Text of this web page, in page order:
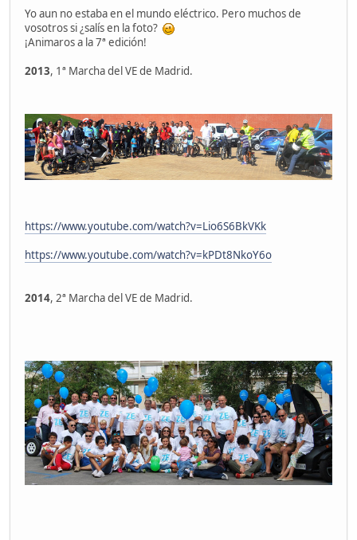
Yo aun no estaba en el mundo eléctrico. Pero muchos de
vosotros si ¿salís en la foto?
¡Animaros a la 7ª edición!
2013, 1ª Marcha del VE de Madrid.
https://www.youtube.com/watch?v=Lio6S6BkVKk
https://www.youtube.com/watch?v=kPDt8NkoY6o
2014, 2ª Marcha del VE de Madrid.